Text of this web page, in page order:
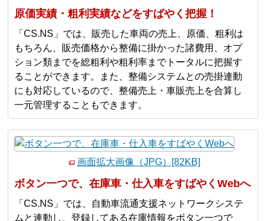
原価実績・粗利実績などをすばやく把握！
「CS.NS」では、販売した車両の売上、原価、粗利は
もちろん、販売価格から整備に掛かった諸費用、オプ
ション類までを総粗利や粗利率までトータルに把握す
ることができます。また、整備システムとの売掛連動
にも対応しているので、整備売上・車販売上を合算し
一元管理することもできます。
画面拡大画像（JPG）[82KB]
ボタン一つで、在庫車・仕入車をすばやくWebへ
「CS.NS」では、自動車流通支援ネットワークシステ
ムと連動し、登録してある在庫情報をボタン一つで